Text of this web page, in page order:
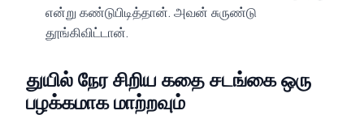
என்று கண்டுபிடித்தான். அவன் சுருண்டு
தூங்கிவிட்டான்.
துயில் நேர சிறிய கதை சடங்கை ஒரு
பழக்கமாக மாற்றவும்